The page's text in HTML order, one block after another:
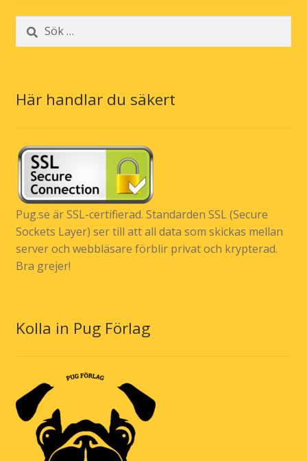
Sök
efter:
Här handlar du säkert
Pug.se är SSL-certifierad. Standarden SSL (Secure
Sockets Layer) ser till att all data som skickas mellan
server och webbläsare förblir privat och krypterad.
Bra grejer!
Kolla in Pug Förlag